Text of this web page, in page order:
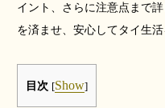
イント、さらに注意点まで
を済ませ、安心してタイ生活
目次 [Show]